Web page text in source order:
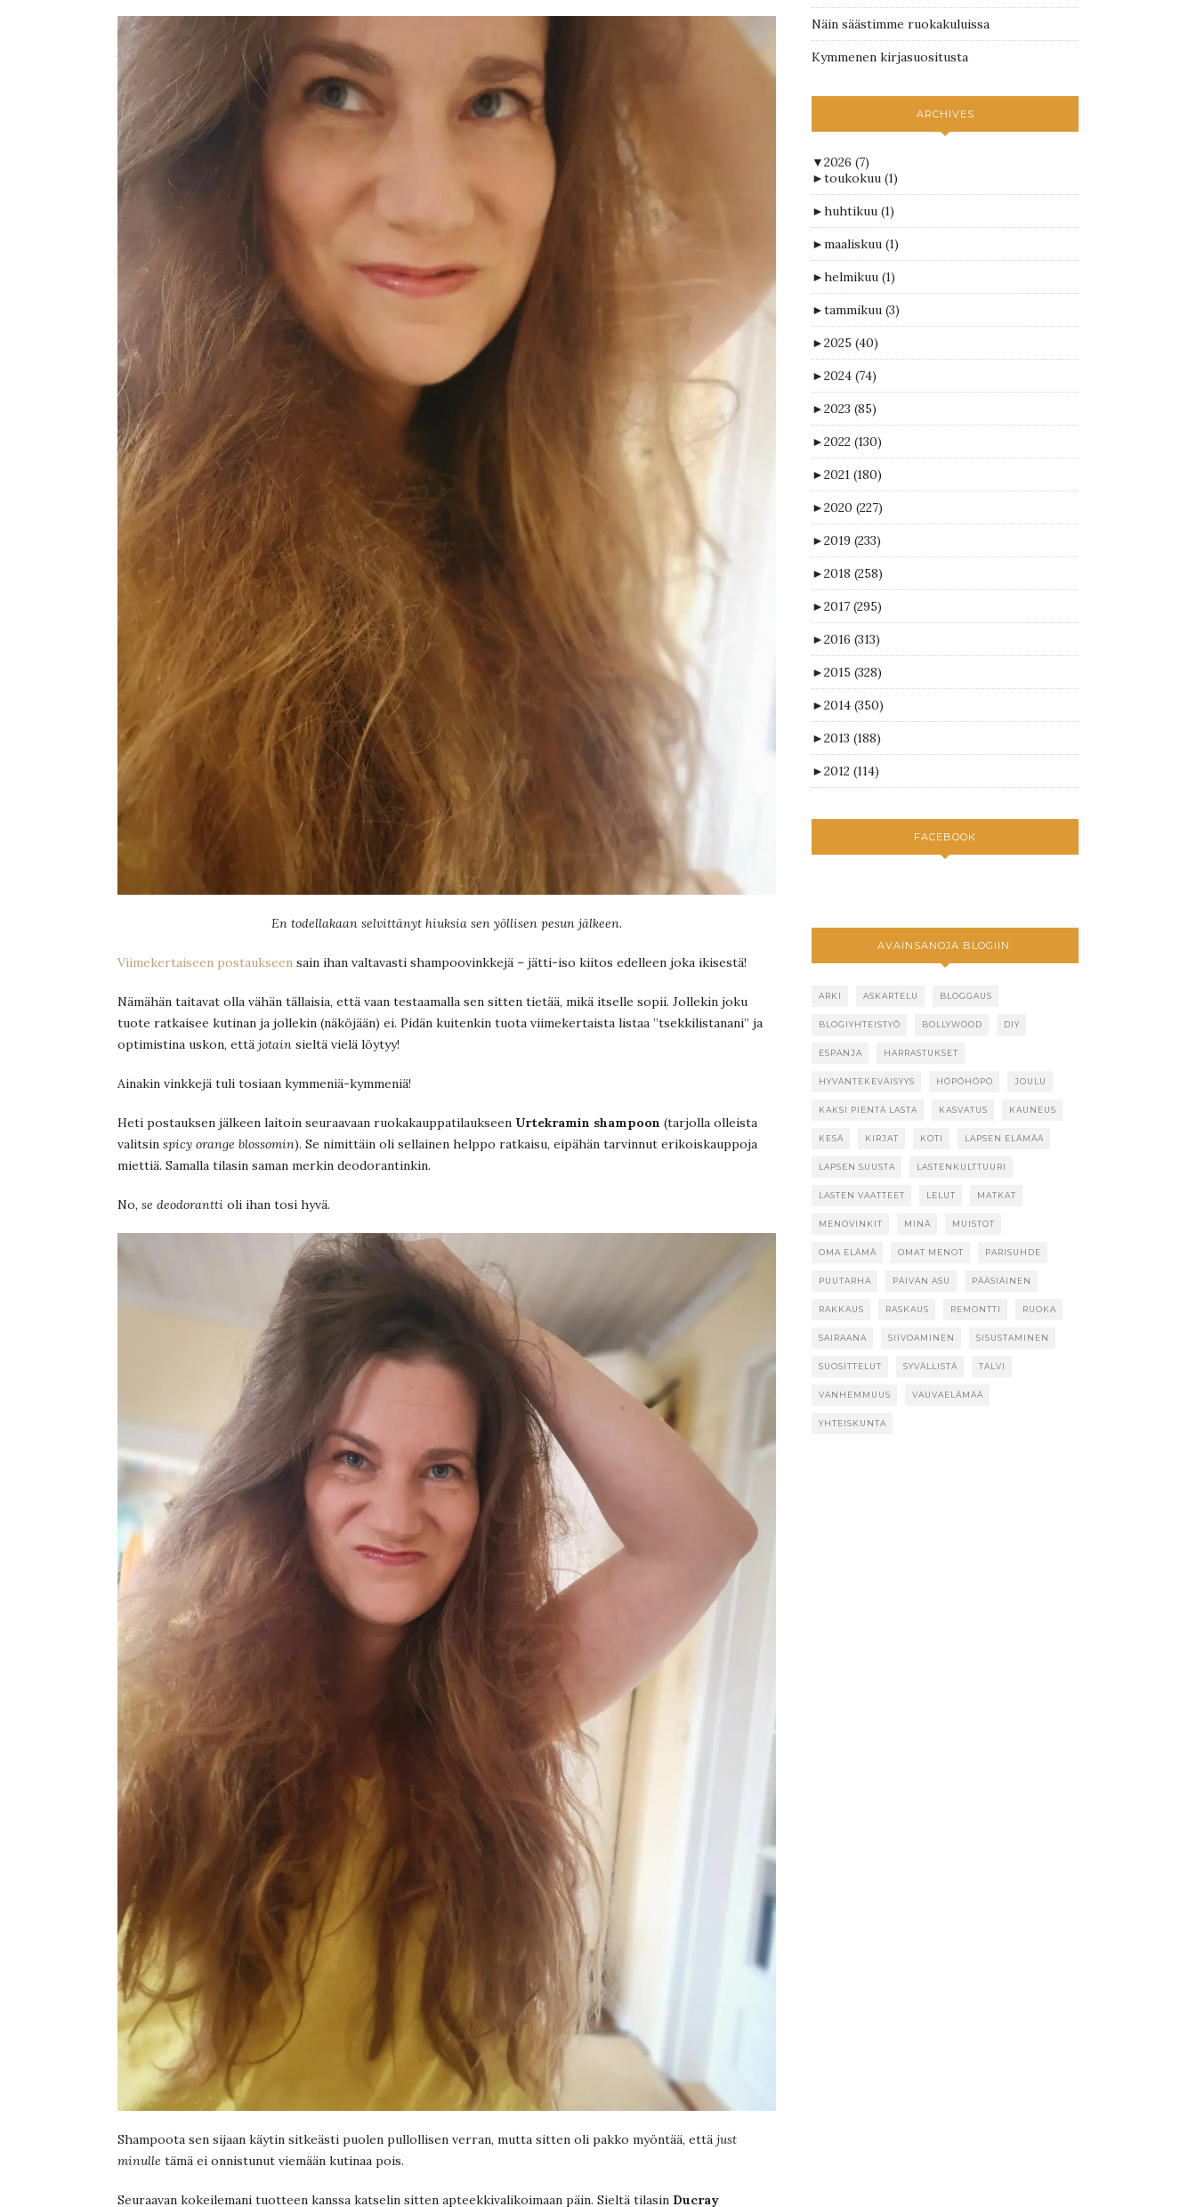
En todellakaan selvittänyt hiuksia sen yöllisen pesun jälkeen.
Viimekertaiseen postaukseen sain ihan valtavasti shampoovinkkejä – jätti-iso kiitos edelleen joka ikisestä!
Nämähän taitavat olla vähän tällaisia, että vaan testaamalla sen sitten tietää, mikä itselle sopii. Jollekin joku
tuote ratkaisee kutinan ja jollekin (näköjään) ei. Pidän kuitenkin tuota viimekertaista listaa ”tsekkilistanani” ja
optimistina uskon, että jotain sieltä vielä löytyy!
Ainakin vinkkejä tuli tosiaan kymmeniä-kymmeniä!
Heti postauksen jälkeen laitoin seuraavaan ruokakauppatilaukseen Urtekramin shampoon (tarjolla olleista
valitsin spicy orange blossomin). Se nimittäin oli sellainen helppo ratkaisu, eipähän tarvinnut erikoiskauppoja
miettiä. Samalla tilasin saman merkin deodorantinkin.
No, se deodorantti oli ihan tosi hyvä.
Shampoota sen sijaan käytin sitkeästi puolen pullollisen verran, mutta sitten oli pakko myöntää, että just
minulle tämä ei onnistunut viemään kutinaa pois.
Seuraavan kokeilemani tuotteen kanssa katselin sitten apteekkivalikoimaan päin. Sieltä tilasin Ducray
Näin säästimme ruokakuluissa
Kymmenen kirjasuositusta
ARCHIVES
▼2026 (7)
►toukokuu (1)
►huhtikuu (1)
►maaliskuu (1)
►helmikuu (1)
►tammikuu (3)
►2025 (40)
►2024 (74)
►2023 (85)
►2022 (130)
►2021 (180)
►2020 (227)
►2019 (233)
►2018 (258)
►2017 (295)
►2016 (313)
►2015 (328)
►2014 (350)
►2013 (188)
►2012 (114)
FACEBOOK
AVAINSANOJA BLOGIIN:
ARKI ASKARTELU BLOGGAUS
BLOGIYHTEISTYÖ BOLLYWOOD DIY
ESPANJA HARRASTUKSET
HYVÄNTEKEVÄISYYS HÖPÖHÖPÖ JOULU
KAKSI PIENTÄ LASTA KASVATUS KAUNEUS
KESÄ KIRJAT KOTI LAPSEN ELÄMÄÄ
LAPSEN SUUSTA LASTENKULTTUURI
LASTEN VAATTEET LELUT MATKAT
MENOVINKIT MINÄ MUISTOT
OMA ELÄMÄ OMAT MENOT PARISUHDE
PUUTARHA PÄIVÄN ASU PÄÄSIÄINEN
RAKKAUS RASKAUS REMONTTI RUOKA
SAIRAANA SIIVOAMINEN SISUSTAMINEN
SUOSITTELUT SYVÄLLISTÄ TALVI
VANHEMMUUS VAUVAELÄMÄÄ
YHTEISKUNTA